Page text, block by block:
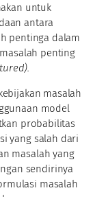
untuk
antara
pentinga dalam
penting
masalah
model
probabilitas
yang salah dari
masalah yang
sendirinya
masalah